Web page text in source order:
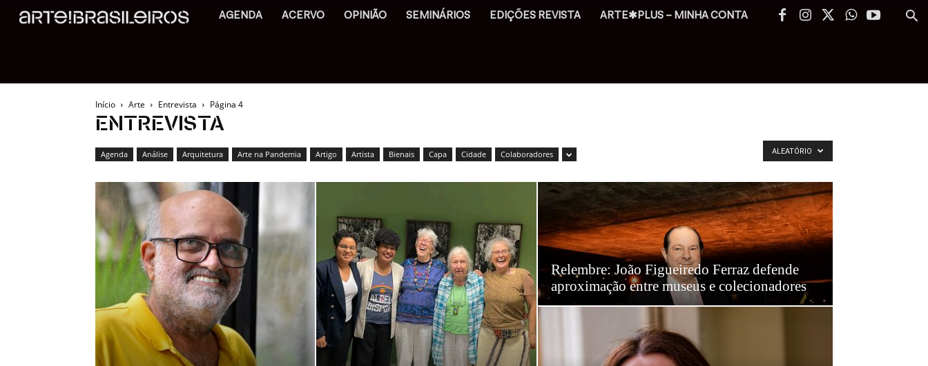
AGENDA ACERVO OPINIÃO SEMINÁRIOS EDIÇÕES REVISTA ARTE✱PLUS – MINHA CONTA
Início Arte Entrevista Página 4
ENTREVISTA
Agenda Análise Arquitetura Arte na Pandemia Artigo Artista Bienais Capa Cidade Colaboradores ALEATÓRIO
Relembre: João Figueiredo Ferraz defende
aproximação entre museus e colecionadores